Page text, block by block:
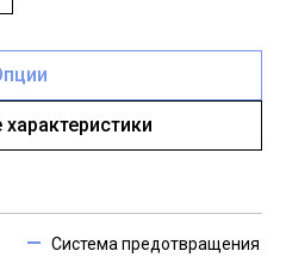
Система предотвращения